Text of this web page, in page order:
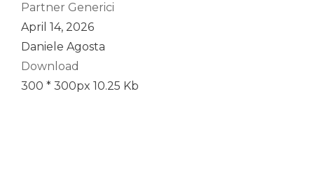
Partner Generici
April 14, 2026
Daniele Agosta
Download
300 * 300px 10.25 Kb